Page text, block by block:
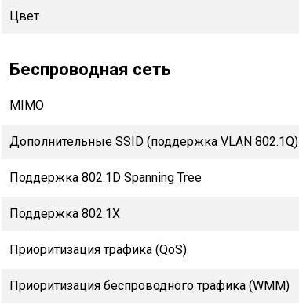
Цвет
Беспроводная сеть
MIMO
Дополнительные SSID (поддержка VLAN 802.1Q)
Поддержка 802.1D Spanning Tree
Поддержка 802.1X
Приоритизация трафика (QoS)
Приоритизация беспроводного трафика (WMM)